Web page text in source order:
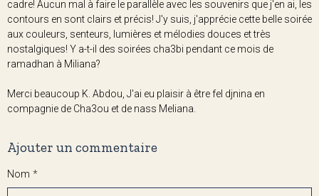
cadre! Aucun mal à faire le parallèle avec les souvenirs que j'en ai, les
contours en sont clairs et précis! J'y suis, j'apprécie cette belle soirée
aux couleurs, senteurs, lumières et mélodies douces et très
nostalgiques! Y a-t-il des soirées cha3bi pendant ce mois de
ramadhan à Miliana?
Merci beaucoup K. Abdou, J'ai eu plaisir à être fel djnina en
compagnie de Cha3ou et de nass Meliana.
Ajouter un commentaire
Nom